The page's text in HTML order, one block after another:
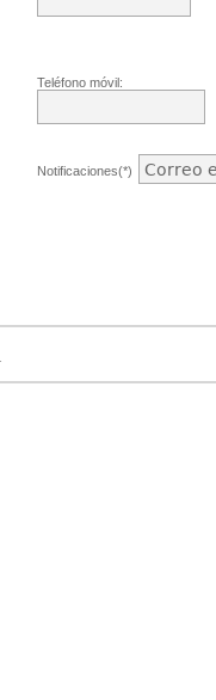
Teléfono móvil:
Notificaciones(*)